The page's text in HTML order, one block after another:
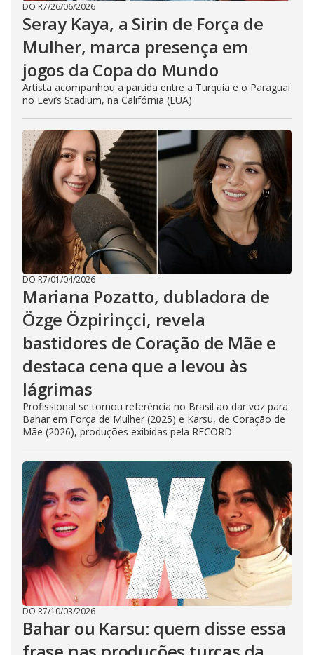
DO R7/26/06/2026
Seray Kaya, a Sirin de Força de
Mulher, marca presença em
jogos da Copa do Mundo
Artista acompanhou a partida entre a Turquia e o Paraguai
no Levi’s Stadium, na Califórnia (EUA)
DO R7/01/04/2026
Mariana Pozatto, dubladora de
Özge Özpirinçci, revela
bastidores de Coração de Mãe e
destaca cena que a levou às
lágrimas
Profissional se tornou referência no Brasil ao dar voz para
Bahar em Força de Mulher (2025) e Karsu, de Coração de
Mãe (2026), produções exibidas pela RECORD
DO R7/10/03/2026
Bahar ou Karsu: quem disse essa